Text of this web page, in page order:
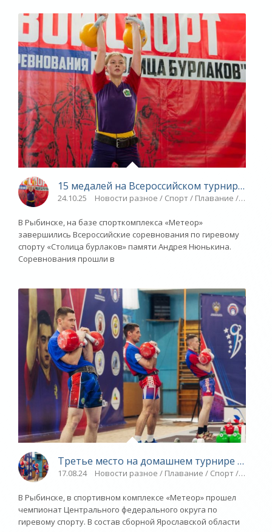
15 медалей на Всероссийском турнире -
24.10.25 Новости разное / Спорт / Плавание /
В Рыбинске, на базе спорткомплекса «Метеор»
завершились Всероссийские соревнования по гиревому
спорту «Столица бурлаков» памяти Андрея Нюнькина.
Соревнования прошли в
Третье место на домашнем турнире -
17.08.24 Новости разное / Плавание / Спорт / Видео
В Рыбинске, в спортивном комплексе «Метеор» прошел
чемпионат Центрального федерального округа по
гиревому спорту. В состав сборной Ярославской области